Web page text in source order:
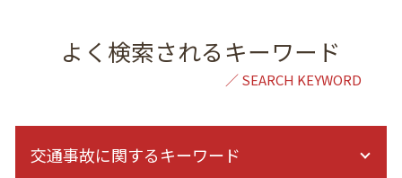
よく検索されるキーワード
交通事故に関するキーワード